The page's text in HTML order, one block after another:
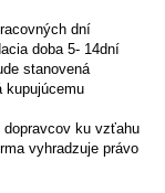
dní
doba 5- 14dní
stanovená
kupujúcemu
ku vzťahu
vyhradzuje právo